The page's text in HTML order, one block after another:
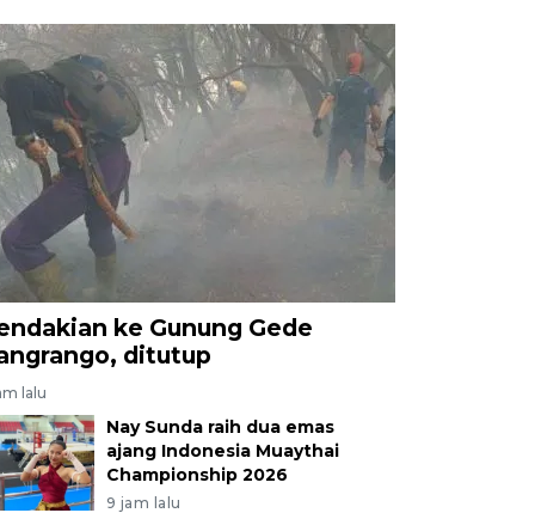
ke Gunung Gede
ditutup
lalu
Nay Sunda raih dua emas
ajang Indonesia Muaythai
Championship 2026
9 jam lalu